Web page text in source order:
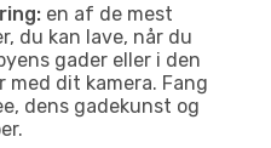
en af de mest
du kan lave, når du
gader eller i den
dit kamera. Fang
dens gadekunst og